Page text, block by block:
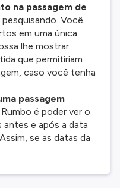
na passagem de
Você
em uma única
lhe mostrar
que permitiriam
caso você tenha
passagem
é poder ver o
antes e após a data
se as datas da